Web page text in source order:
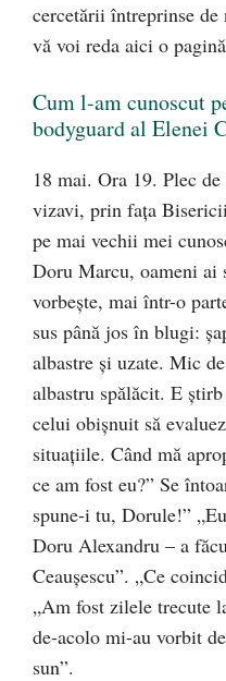
cercetării întreprinse
vă voi reda aici o
Cum l-am cunoscut
bodyguard al Elenei
18 mai. Ora 19. Plec
vizavi, prin fața
pe mai vechii mei
Doru Marcu, oameni ai
vorbește, mai într-o
sus până jos în blugi:
albastre și uzate. Mic
albastru spălăcit. E
celui obișnuit să
situațiile. Când mă
ce am fost eu?” Se
spune-i tu, Dorule!”
Doru Alexandru – a
Ceaușescu”. „Ce
„Am fost zilele trecute
de-acolo mi-au vorbit
sun”.